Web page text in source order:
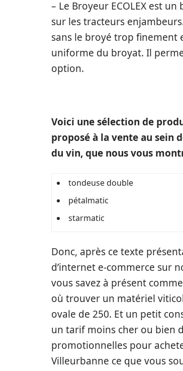
– Le Broyeur ECOLEX est
sur les tracteurs
sans le broyé trop finement
uniforme du broyat. Il
option.
Voici une sélection de
proposé à la vente au sein
du vin, que nous vous
tondeuse double
pétalmatic
starmatic
Donc, après ce texte
d’internet e-commerce sur
vous savez à présent
où trouver un matériel
ovale de 250. Et un petit
un tarif moins cher ou bien
promotionnelles pour
Villeurbanne ce que vous